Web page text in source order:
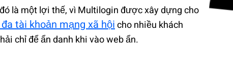
là một lợi thế, vì Multilogin được xây dựng cho
tài khoản mạng xã hộicho nhiều khách
chỉ để ẩn danh khi vào web ẩn.